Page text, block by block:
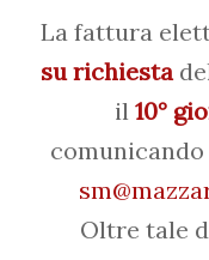
La fattura
su richiesta
il 10°
Oltre tale